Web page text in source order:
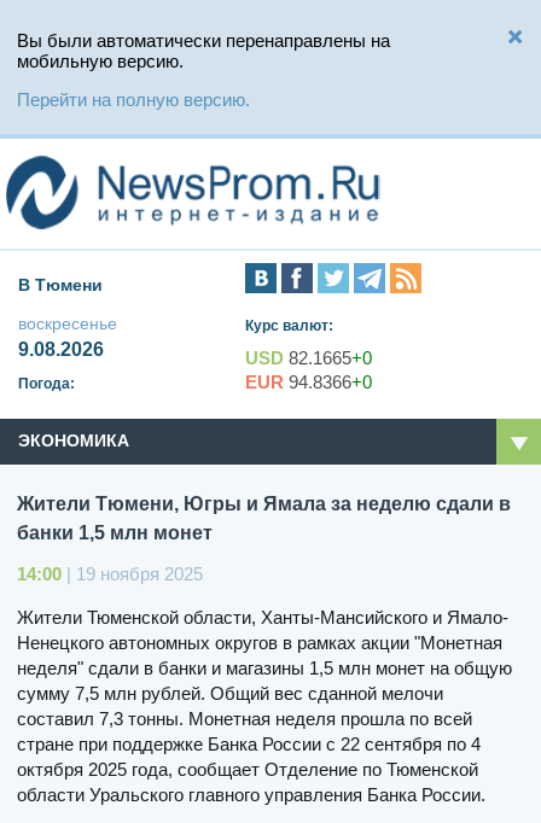
Вы были автоматически перенаправлены на
мобильную версию.
Перейти на полную версию.
В Тюмени
воскресенье
9.08.2026
Погода:
Курс валют:
USD 82.1665+0
EUR 94.8366+0
ЭКОНОМИКА
Жители Тюмени, Югры и Ямала за неделю сдали в
банки 1,5 млн монет
14:00 | 19 ноября 2025
Жители Тюменской области, Ханты-Мансийского и Ямало-
Ненецкого автономных округов в рамках акции "Монетная
неделя" сдали в банки и магазины 1,5 млн монет на общую
сумму 7,5 млн рублей. Общий вес сданной мелочи
составил 7,3 тонны. Монетная неделя прошла по всей
стране при поддержке Банка России с 22 сентября по 4
октября 2025 года, сообщает Отделение по Тюменской
области Уральского главного управления Банка России.